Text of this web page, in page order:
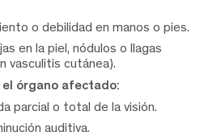
o debilidad en manos o pies.
en la piel, nódulos o llagas
vasculitis cutánea).
órgano afectado:
parcial o total de la visión.
auditiva.